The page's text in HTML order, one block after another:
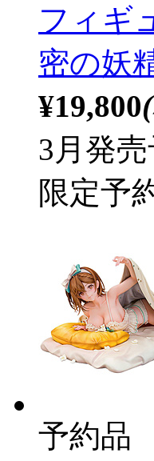
フィギ
密の妖
¥19,800
3月発売
限定予
予約品